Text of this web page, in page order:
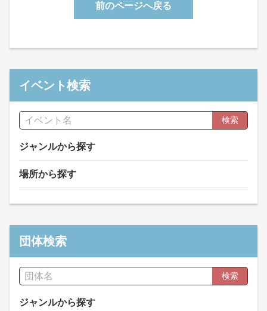
前のページへ戻る
イベント検索
検索
ジャンルから探す
場所から探す
団体検索
検索
ジャンルから探す